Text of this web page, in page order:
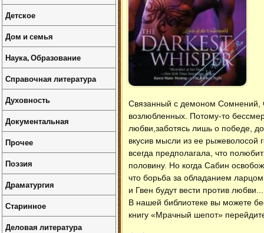
Связанный с демоном Сомнений,
возлюбленных. Потому-то
любви,заботясь лишь о победе,
вкусив мысли из ее рыжеволосой
всегда предполагала, что
половину. Но когда Сабин
что борьба за обладанием
и Гвен будут вести против любви...
В нашей библиотеке вы можете
книгу «Мрачный шепот»
Детское
Дом и семья
Наука, Образование
Справочная литература
Духовность
Документальная
Прочее
Поэзия
Драматургия
Старинное
Деловая литература